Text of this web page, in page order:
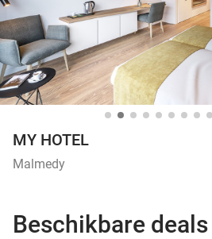
MY HOTEL
Malmedy
Beschikbare deals